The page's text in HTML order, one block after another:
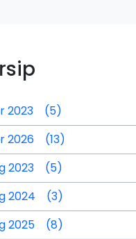
2023 (5)
2026 (13)
2023 (5)
2024 (3)
2025 (8)